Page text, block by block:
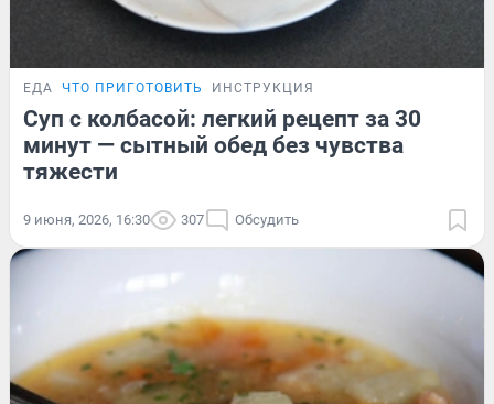
ЕДА ЧТО ПРИГОТОВИТЬ ИНСТРУКЦИЯ
Суп с колбасой: легкий рецепт за 30
минут — сытный обед без чувства
тяжести
9 июня, 2026, 16:30 307 Обсудить